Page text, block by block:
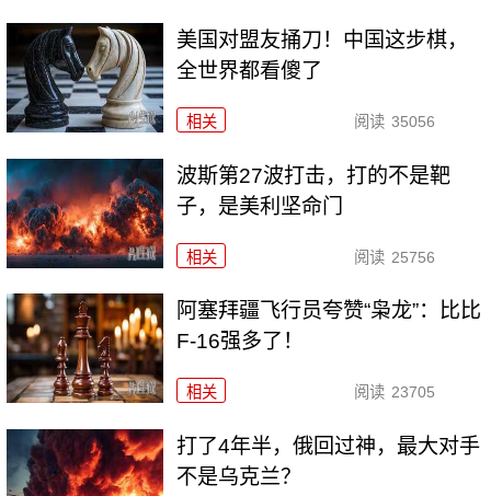
美国对盟友捅刀！中国这步棋，
全世界都看傻了
相关 阅读 35056
波斯第27波打击，打的不是靶
子，是美利坚命门
相关 阅读 25756
阿塞拜疆飞行员夸赞“枭龙”：比比
F-16强多了！
相关 阅读 23705
打了4年半，俄回过神，最大对手
不是乌克兰？